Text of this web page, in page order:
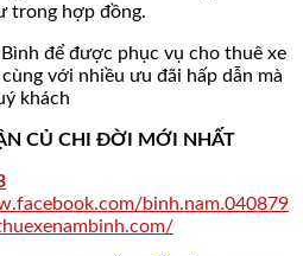
trong hợp đồng.
để được phục vụ cho thuê xe
với nhiều ưu đãi hấp dẫn mà
khách
CỦ CHI ĐỜI MỚI NHẤT
binh.nam.040879